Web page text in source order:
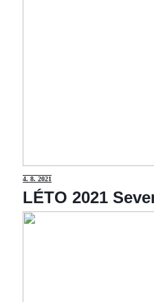
4. 8. 2021
LÉTO 2021